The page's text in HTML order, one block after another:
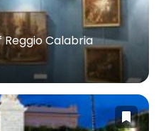
Calabria